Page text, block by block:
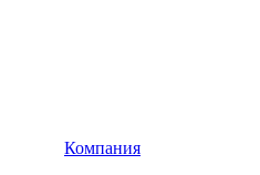
Компания